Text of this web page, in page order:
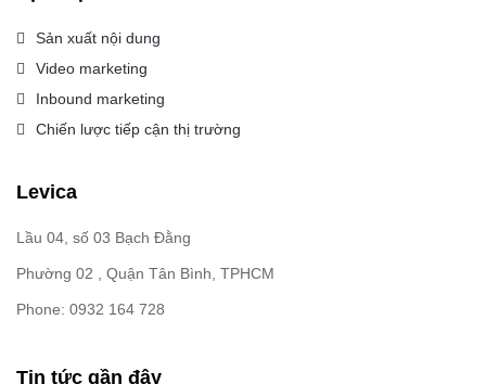
Sản xuất nội dung
Video marketing
Inbound marketing
Chiến lược tiếp cận thị trường
Levica
Lầu 04, số 03 Bạch Đằng
Phường 02 , Quận Tân Bình, TPHCM
Phone: 0932 164 728
Tin tức gần đây